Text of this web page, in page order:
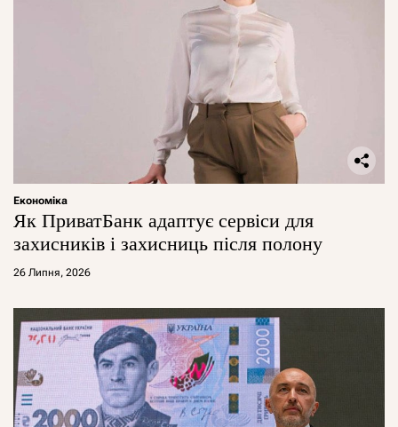
Економіка
Як ПриватБанк адаптує сервіси для
захисників і захисниць після полону
26 Липня, 2026